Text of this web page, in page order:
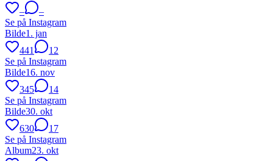
–
–
Se på Instagram
Bilde1. jan
441
12
Se på Instagram
Bilde16. nov
345
14
Se på Instagram
Bilde30. okt
630
17
Se på Instagram
Album23. okt